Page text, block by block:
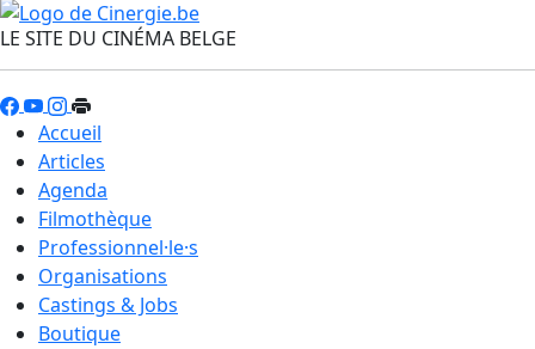
LE SITE DU CINÉMA BELGE
Accueil
Articles
Agenda
Filmothèque
Professionnel·le·s
Organisations
Castings & Jobs
Boutique